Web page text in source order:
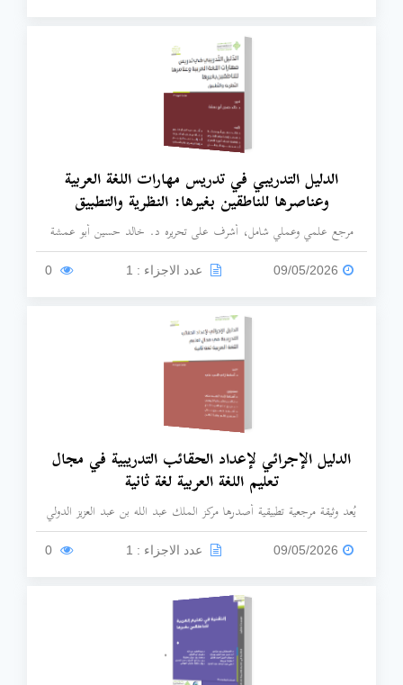
الدليل التدريبي في تدريس مهارات اللغة العربية
وعناصرها للناطقين بغيرها: النظرية والتطبيق
مرجع علمي وعملي شامل، أشرف على تحريره د. خالد حسين أبو عمشة
وصدر عن مركز الملك عبد الله بن عبد العزيز الدولي لخدمة اللغة العربية
(1439هـ - 2017م)، يسعى الدليل إلى تأهيل معلمي اللغة العربية للناطقين بغيرها
والإطار المرجعي الأوروبي (CEFR).
09/05/2026 عدد الاجزاء : 1
الدليل الإجرائي لإعداد الحقائب التدريبية في مجال
تعليم اللغة العربية لغة ثانية
يُعد وثيقة مرجعية تطبيقية أصدرها مركز الملك عبد الله بن عبد العزيز الدولي
لخدمة اللغة العربية (عام 2017م)، يهدف الدليل إلى توحيد الرؤى التنظيمية لبناء
البرامج التدريبية، بعيداً عن الارتجال، وبما يواكب "التربية المهنية المستدامة"
09/05/2026 عدد الاجزاء : 1